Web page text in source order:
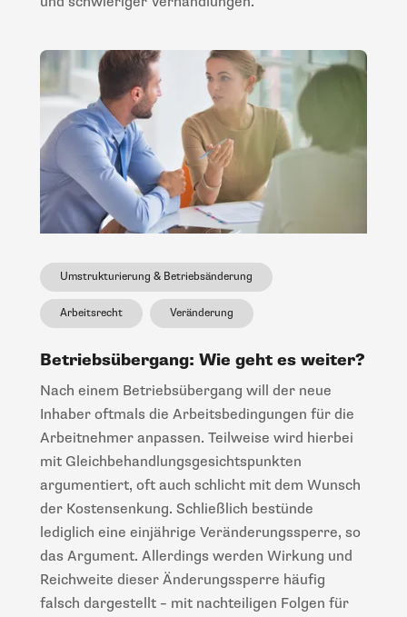
Umstrukturierung & Betriebsänderung
Arbeitsrecht Veränderung
Betriebsübergang: Wie geht es weiter?
Nach einem Betriebsübergang will der neue
Inhaber oftmals die Arbeitsbedingungen für die
Arbeitnehmer anpassen. Teilweise wird hierbei
mit Gleichbehandlungsgesichtspunkten
argumentiert, oft auch schlicht mit dem Wunsch
der Kostensenkung. Schließlich bestünde
lediglich eine einjährige Veränderungssperre, so
das Argument. Allerdings werden Wirkung und
Reichweite dieser Änderungssperre häufig
falsch dargestellt – mit nachteiligen Folgen für